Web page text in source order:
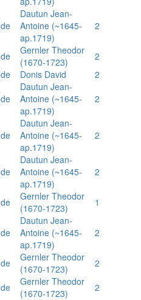
de
Dautun Jean-
Antoine (~1645-
ap.1719)
2
de
Gernler Theodor
(1670-1723)
2
de Donis David
2
de
Dautun Jean-
Antoine (~1645-
ap.1719)
2
de
Dautun Jean-
Antoine (~1645-
ap.1719)
2
de
Dautun Jean-
Antoine (~1645-
ap.1719)
2
de
Gernler Theodor
(1670-1723)
1
de
Dautun Jean-
Antoine (~1645-
ap.1719)
2
de
Gernler Theodor
(1670-1723)
2
de
Gernler Theodor
(1670-1723)
2